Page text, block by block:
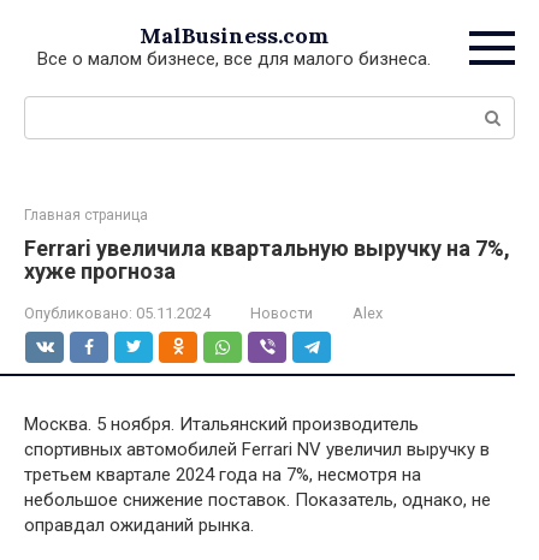
контенту
MalBusiness.com
Все о малом бизнесе, все для малого бизнеса.
Поиск:
Главная страница
Ferrari увеличила квартальную выручку на 7%,
хуже прогноза
Опубликовано: 05.11.2024 Новости Alex
Москва. 5 ноября. Итальянский производитель
спортивных автомобилей Ferrari NV увеличил выручку в
третьем квартале 2024 года на 7%, несмотря на
небольшое снижение поставок. Показатель, однако, не
оправдал ожиданий рынка.